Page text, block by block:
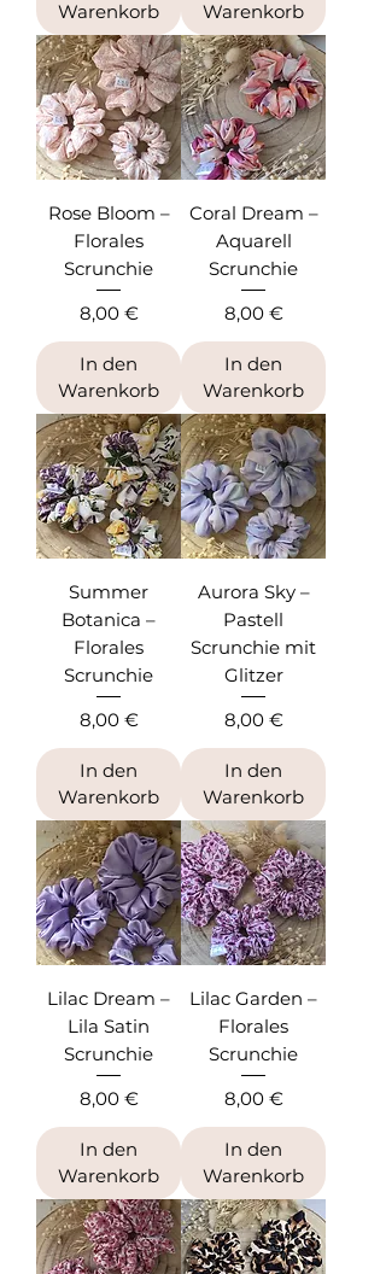
Warenkorb
Warenkorb
Rose Bloom –
Florales
Scrunchie
Preis
8,00 €
In den
Warenkorb
Coral Dream –
Aquarell
Scrunchie
Preis
8,00 €
In den
Warenkorb
Summer
Botanica –
Florales
Scrunchie
Preis
8,00 €
In den
Warenkorb
Aurora Sky –
Pastell
Scrunchie mit
Glitzer
Preis
8,00 €
In den
Warenkorb
Lilac Dream –
Lila Satin
Scrunchie
Preis
8,00 €
In den
Warenkorb
Lilac Garden –
Florales
Scrunchie
Preis
8,00 €
In den
Warenkorb